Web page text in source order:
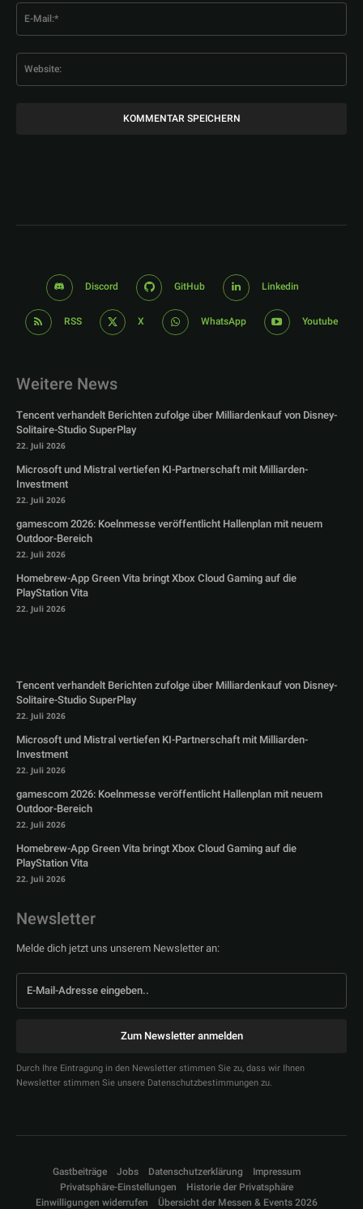
Discord GitHub Linkedin
RSS X WhatsApp Youtube
Weitere News
Tencent verhandelt Berichten zufolge über Milliardenkauf von Disney-
Solitaire-Studio SuperPlay
22. Juli 2026
Microsoft und Mistral vertiefen KI-Partnerschaft mit Milliarden-
Investment
22. Juli 2026
gamescom 2026: Koelnmesse veröffentlicht Hallenplan mit neuem
Outdoor-Bereich
22. Juli 2026
Homebrew-App Green Vita bringt Xbox Cloud Gaming auf die
PlayStation Vita
22. Juli 2026
Tencent verhandelt Berichten zufolge über Milliardenkauf von Disney-
Solitaire-Studio SuperPlay
22. Juli 2026
Microsoft und Mistral vertiefen KI-Partnerschaft mit Milliarden-
Investment
22. Juli 2026
gamescom 2026: Koelnmesse veröffentlicht Hallenplan mit neuem
Outdoor-Bereich
22. Juli 2026
Homebrew-App Green Vita bringt Xbox Cloud Gaming auf die
PlayStation Vita
22. Juli 2026
Newsletter
Melde dich jetzt uns unserem Newsletter an:
Zum Newsletter anmelden
Durch Ihre Eintragung in den Newsletter stimmen Sie zu, dass wir Ihnen
Newsletter stimmen Sie unsere Datenschutzbestimmungen zu.
Gastbeiträge Jobs Datenschutzerklärung
Impressum
Privatsphäre-Einstellungen
Historie der Privatsphäre
Einwilligungen widerrufen
Übersicht der Messen & Events 2026